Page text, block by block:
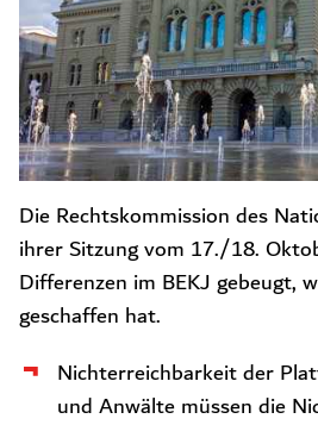
Die Rechtskommission des
ihrer Sitzung vom 17./18.
Differenzen im BEKJ gebeugt,
geschaffen hat.
Nichterreichbarkeit der
und Anwälte müssen die